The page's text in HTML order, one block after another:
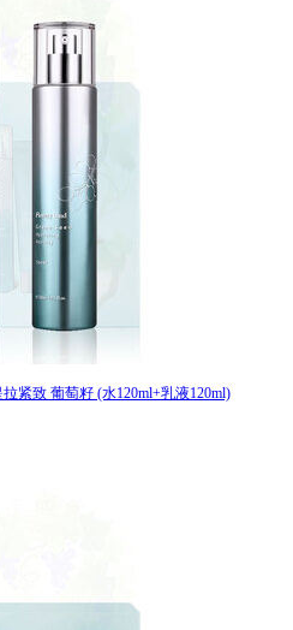
紧致 葡萄籽 (水120ml+乳液120ml)